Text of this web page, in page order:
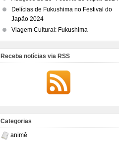
Delícias de Fukushima no Festival do
Japão 2024
Viagem Cultural: Fukushima
Receba notícias via RSS
Categorias
animê